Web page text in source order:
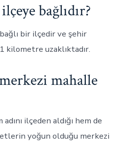
bağlıdır?
bir ilçedir ve şehir
kilometre uzaklıktadır.
mahalle
ilçeden aldığı hem de
yoğun olduğu merkezi